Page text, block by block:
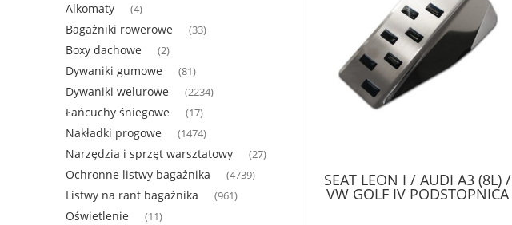
Alkomaty (4)
Bagażniki rowerowe (33)
Boxy dachowe (2)
Dywaniki gumowe (81)
Dywaniki welurowe (2234)
Łańcuchy śniegowe (17)
Nakładki progowe (1474)
Narzędzia i sprzęt warsztatowy (27)
Ochronne listwy bagażnika (4739)
Listwy na rant bagażnika (961)
Oświetlenie (11)
SEAT LEON I / AUDI A3 (8L) /
VW GOLF IV PODSTOPNICA